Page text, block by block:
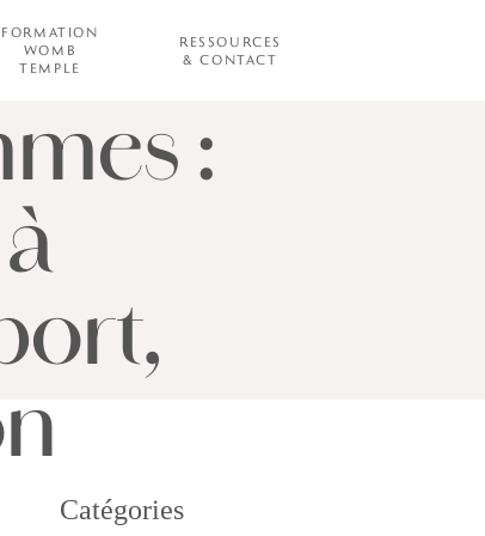
FORMATION
WOMB
TEMPLE
RESSOURCES
& CONTACT
:
Catégories